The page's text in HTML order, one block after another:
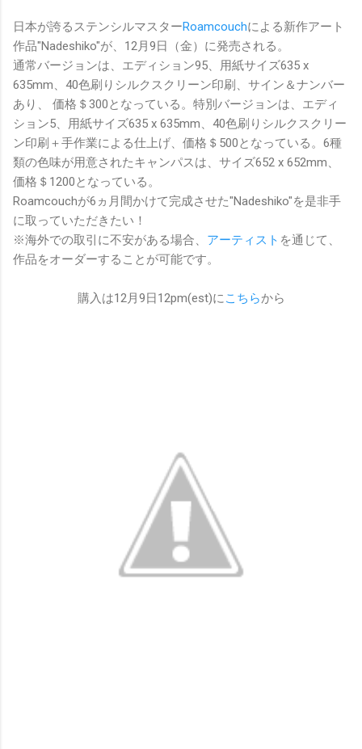
日本が誇るステンシルマスターRoamcouchによる新作アート
作品"Nadeshiko"が、12月9日（金）に発売される。
通常バージョンは、エディション95、用紙サイズ635 x
635mm、40色刷りシルクスクリーン印刷、サイン＆ナンバー
あり、 価格＄300となっている。特別バージョンは、エディ
ション5、用紙サイズ635 x 635mm、40色刷りシルクスクリー
ン印刷＋手作業による仕上げ、価格＄500となっている。6種
類の色味が用意されたキャンパスは、サイズ652 x 652mm、
価格＄1200となっている。
Roamcouchが6ヵ月間かけて完成させた"Nadeshiko"を是非手
に取っていただきたい！
※海外での取引に不安がある場合、 アーティスト を通じて、
作品をオーダーすることが可能です。
購入は12月9日12pm(est)に こちらから